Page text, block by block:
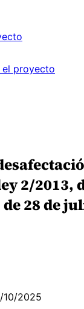
el proyecto
2/2013,
28 de
10/2025